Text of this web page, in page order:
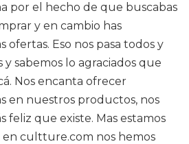
por el hecho de que buscabas
y en cambio has
Eso nos pasa todos y
y sabemos lo agraciados que
Nos encanta ofrecer
en nuestros productos, nos
feliz que existe. Mas estamos
en cultture.com nos hemos